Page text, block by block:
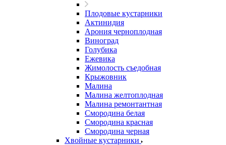
Плодовые кустарники
Актинидия
Арония черноплодная
Виноград
Голубика
Ежевика
Жимолость съедобная
Крыжовник
Малина
Малина желтоплодная
Малина ремонтантная
Смородина белая
Смородина красная
Смородина черная
Хвойные кустарники